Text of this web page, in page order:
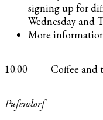
signing up for
Wednesday and
More
10.00 Coffee and
Pufendorf